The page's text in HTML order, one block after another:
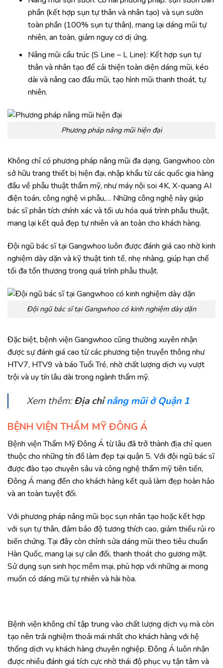
phần (kết hợp sụn tự thân và nhân tạo) và sụn sườn
toàn phần (100% sụn tự thân), mang lại dáng mũi tự
nhiên, an toàn, giảm nguy cơ dị ứng.
Nâng mũi cấu trúc (S Line – L Line): Kết hợp sụn tự
thân và nhân tạo để cải thiện toàn diện dáng mũi, kéo
dài và nâng cao đầu mũi, tạo hình mũi thanh thoát, tự
nhiên.
Phương pháp nâng mũi hiện đại
Không chỉ có phương pháp nâng mũi đa dạng, Gangwhoo còn
sở hữu trang thiết bị hiện đại, nhập khẩu từ các quốc gia hàng
đầu về phẫu thuật thẩm mỹ, như máy nội soi 4K, X-quang AI
điện toán, công nghệ vi phẫu,… Những công nghệ này giúp
bác sĩ phân tích chính xác và tối ưu hóa quá trình phẫu thuật,
mang lại kết quả đẹp tự nhiên và an toàn cho khách hàng.
Đội ngũ bác sĩ tại Gangwhoo luôn được đánh giá cao nhờ kinh
nghiệm dày dặn và kỹ thuật tinh tế, nhẹ nhàng, giúp hạn chế
tối đa tổn thương trong quá trình phẫu thuật.
Đội ngũ bác sĩ tại Gangwhoo có kinh nghiệm dày dặn
Đặc biệt, bệnh viện Gangwhoo cũng thường xuyên nhận
được sự đánh giá cao từ các phương tiện truyền thông như
HTV7, HTV9 và báo Tuổi Trẻ, nhờ chất lượng dịch vụ vượt
trội và uy tín lâu dài trong ngành thẩm mỹ.
Xem thêm:Địa chỉnâng mũi ở Quận 1
BỆNH VIỆN THẨM MỸ ĐÔNG Á
Bệnh viện Thẩm Mỹ Đông Á từ lâu đã trở thành địa chỉ quen
thuộc cho những tín đồ làm đẹp tại quận 5. Với đội ngũ bác sĩ
được đào tạo chuyên sâu và công nghệ thẩm mỹ tiên tiến,
Đông Á mang đến cho khách hàng kết quả làm đẹp hoàn hảo
và an toàn tuyệt đối.
Với phương pháp nâng mũi bọc sụn nhân tạo hoặc kết hợp
với sụn tự thân, đảm bảo độ tương thích cao, giảm thiểu rủi ro
biến chứng. Tại đây còn chỉnh sửa dáng mũi theo tiêu chuẩn
Hàn Quốc, mang lại sự cân đối, thanh thoát cho gương mặt.
Sử dụng sụn sinh học mềm mại, phù hợp với những ai mong
muốn có dáng mũi tự nhiên và hài hòa.
Bệnh viện không chỉ tập trung vào chất lượng dịch vụ mà còn
tạo nên trải nghiệm thoải mái nhất cho khách hàng với hệ
thống dịch vụ khách hàng chuyên nghiệp. Đông Á luôn nhận
được nhiều đánh giá tích cực nhờ thái độ phục vụ tận tâm và